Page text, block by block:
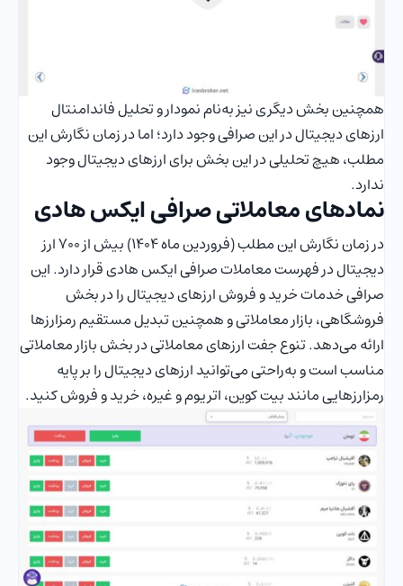
همچنین بخش دیگری نیز به‌نام نمودار و تحلیل فاندامنتال
ارزهای دیجیتال در این صرافی وجود دارد؛ اما در زمان نگارش این
مطلب، هیچ تحلیلی در این بخش برای ارزهای دیجیتال وجود
ندارد.
نمادهای معاملاتی صرافی ایکس هادی
در زمان نگارش این مطلب (فروردین ماه 1404) بیش از 700 ارز
دیجیتال در فهرست معاملات صرافی ایکس هادی قرار دارد. این
صرافی خدمات خرید و فروش ارزهای دیجیتال را در بخش
فروشگاهی، بازار معاملاتی و همچنین تبدیل مستقیم رمزارزها
ارائه می‌دهد. تنوع جفت ارزهای معاملاتی در بخش بازار معاملاتی
مناسب است و به‌راحتی می‌توانید ارزهای دیجیتال را بر پایه
رمزارزهایی مانند بیت کوین، اتریوم و غیره، خرید و فروش کنید.